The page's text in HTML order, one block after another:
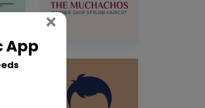
App
× Close